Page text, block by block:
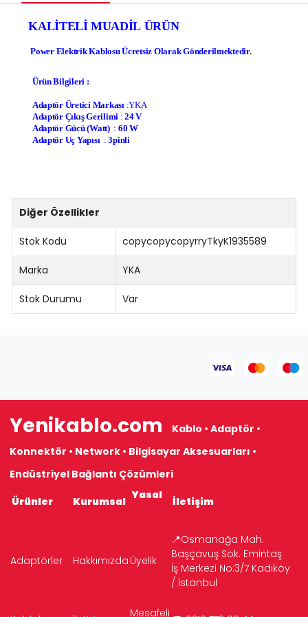
KALİTELİ MUADİL ÜRÜN
Power Elektrik Kablosu Ücretsiz Olarak Gönderilmektedir.
Ürün Bilgileri :
Adaptör Üretici Markası :YKA
Adaptör Çıkış Gerilimi : 24 V
Adaptör Gücü (Watt) : 60 W
Adaptör Uç Yapısı :3pinli
Diğer Özellikler
Stok Kodu copycopycopyrryTkyK1935589
Marka YKA
Stok Durumu Var
Yenikablo.com
Kablo • Adaptör •
Konnektör • Network • Bilgisayar Aksesuarları •
Endüstriyel Bağlantı Çözümleri
Ürünler
Kurumsal Yasal İletişim
Adaptörler Hakkımızda Üyelik
📍Osmanağa Mah.
Başçavuş Sok. Emintaş
İş Merkezi No:3/7 Kadıköy
/ İstanbul
Mesafeli